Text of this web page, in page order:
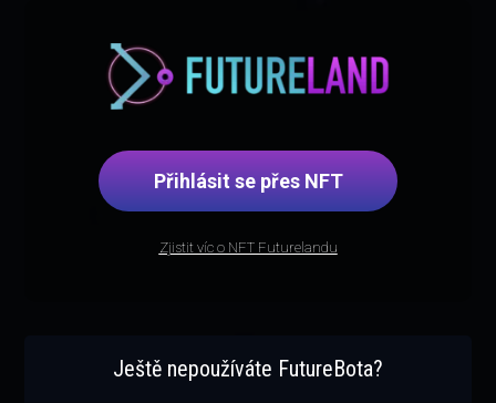
Přihlásit se přes NFT
Zjistit víc o NFT Futurelandu
Ještě nepoužíváte FutureBota?